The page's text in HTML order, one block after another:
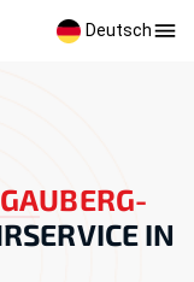
Deutsch
IN